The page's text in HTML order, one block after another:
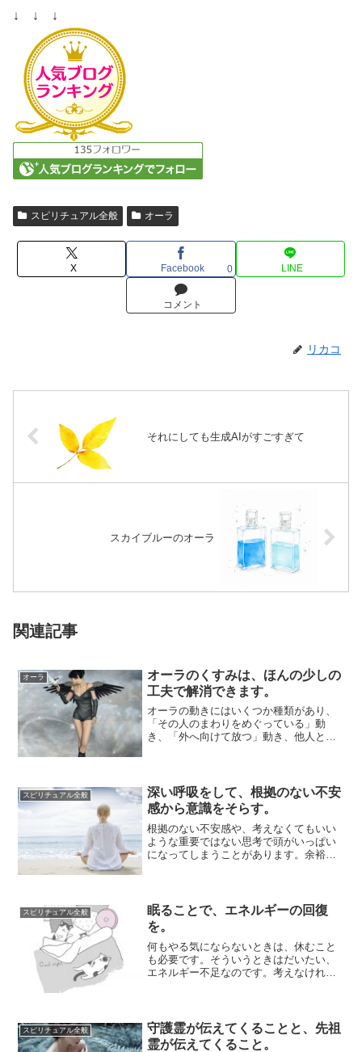
↓ ↓ ↓
スピリチュアル全般 オーラ
X Facebook 0 LINE
コメント
リカコ
それにしても生成AIがすごすぎて
スカイブルーのオーラ
関連記事
オーラ
オーラのくすみは、ほんの少しの
工夫で解消できます。
オーラの動きにはいくつか種類があり、
「その人のまわりをめぐっている」動
き、「外へ向けて放つ」動き、他人との
スピリチュアル全般
深い呼吸をして、根拠のない不安
感から意識をそらす。
根拠のない不安感や、考えなくてもいい
ような重要ではない思考で頭がいっぱい
になってしまうことがあります。余裕が
スピリチュアル全般
眠ることで、エネルギーの回復
を。
何もやる気にならないときは、休むこと
も必要です。そういうときはだいたい、
エネルギー不足なのです。考えなければ
スピリチュアル全般
守護霊が伝えてくることと、先祖
霊が伝えてくること。